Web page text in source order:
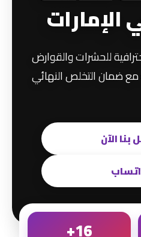
للحشرات والقوارض
ضمان التخلص النهائي
بنا الآن
16+